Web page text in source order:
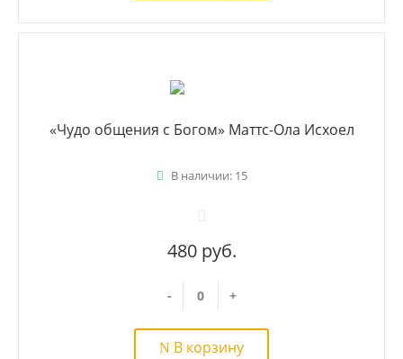
«Чудо общения с Богом» Маттс-Ола Исхоел
В наличии: 15
480 руб.
- +
В корзину